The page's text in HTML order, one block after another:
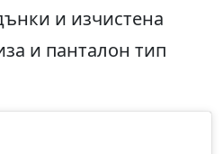
и изчистена
и панталон тип